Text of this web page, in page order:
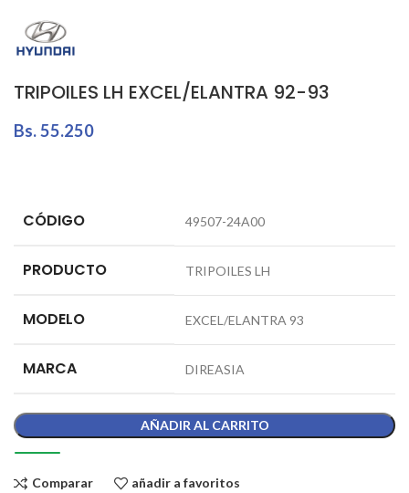
TRIPOILES LH EXCEL/ELANTRA 92-93
Bs.55.250
CÓDIGO 49507-24A00
PRODUCTO TRIPOILES LH
MODELO EXCEL/ELANTRA 93
MARCA DIREASIA
AÑADIR AL CARRITO
Comparar añadir a favoritos